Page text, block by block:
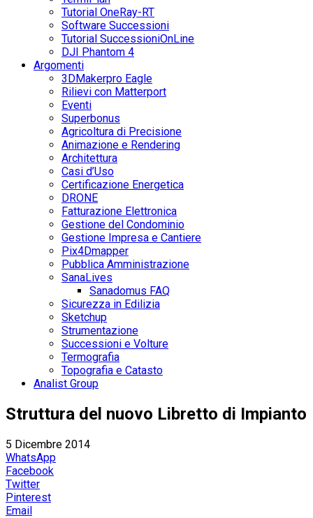
Tutorial OneRay-RT
Software Successioni
Tutorial SuccessioniOnLine
DJI Phantom 4
Argomenti
3DMakerpro Eagle
Rilievi con Matterport
Eventi
Superbonus
Agricoltura di Precisione
Animazione e Rendering
Architettura
Casi d’Uso
Certificazione Energetica
DRONE
Fatturazione Elettronica
Gestione del Condominio
Gestione Impresa e Cantiere
Pix4Dmapper
Pubblica Amministrazione
SanaLives
Sanadomus FAQ
Sicurezza in Edilizia
Sketchup
Strumentazione
Successioni e Volture
Termografia
Topografia e Catasto
Analist Group
Struttura del nuovo Libretto di Impianto
5 Dicembre 2014
WhatsApp
Facebook
Twitter
Pinterest
Email